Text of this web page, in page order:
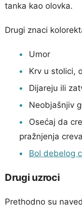
tanka kao olovka.
Drugi znaci
Umor
Krv u stolici,
Dijareju ili
Neobjašnjiv
Osećaj da
pražnjenja creva
Bol debelog
Drugi uzroci
Prethodno su